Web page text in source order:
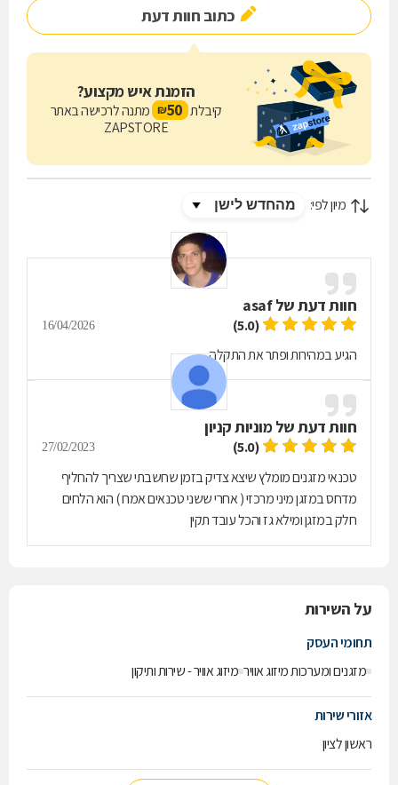
כתוב חוות דעת
הזמנת איש מקצוע?
קיבלת 50
₪ מתנה לרכישה באתר
ZAPSTORE
מיון לפי:
חוות דעת שלasaf
(5.0)
16/04/2026
הגיע במהירות ופתר את התקלה.
חוות דעת שלמוניות קניון
(5.0)
27/02/2023
טכנאי מזגנים מומלץ שיצא צדיק בזמן שחשבתי שצריך להחליף
מדחס במזגן מיני מרכזי ( אחרי ששני טכנאים אמרו ) הוא הלחים
חלק במזגן ומילא גז והכל עובד תקין
על השירות
תחומי העסק
מזגנים ומערכות מיזוג אוויר מיזוג אוויר - שירות ותיקון
אזורי שירות
ראשון לציון